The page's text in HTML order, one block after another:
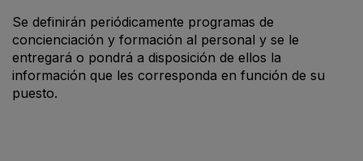
Se definirán periódicamente programas de
concienciación y formación al personal y se le
entregará o pondrá a disposición de ellos la
información que les corresponda en función de su
puesto.